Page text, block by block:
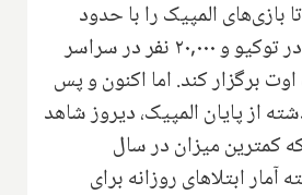
بازی‌های المپیک را با حدود
۵,۰۰۰ ابتلای روزانه در توکیو و ۲۰,۰۰۰ نفر در سراسر
برگزار کند. اما اکنون و پس
از پایان المپیک، دیروز شاهد
که کمترین میزان در سال
آمار ابتلاهای روزانه برای